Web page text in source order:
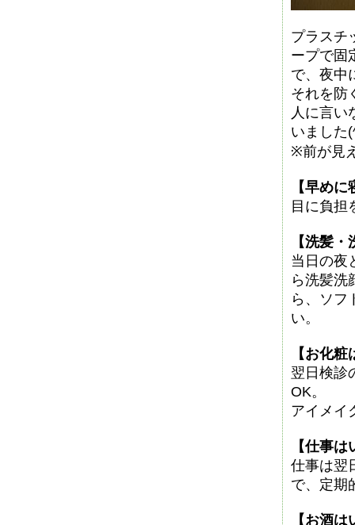
プラスチ
ープで固
で、夜中
それを防
人に言い
いました
※前が見
【早めに
目に負担
【洗髪
当日の夜
ら洗髪洗
ら、ソフ
い。
【お化
翌日検診
OK。
アイメイ
【仕事
仕事は翌
で、定期
【お酒